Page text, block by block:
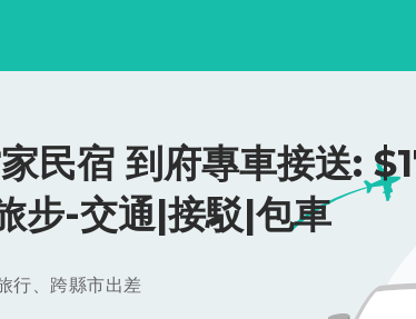
民宿 到府專車接送:
步-交通|接駁|包車
行、跨縣市出差